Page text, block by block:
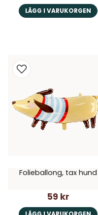
LÄGG I VARUKORGEN
Folieballong, tax hund
59 kr